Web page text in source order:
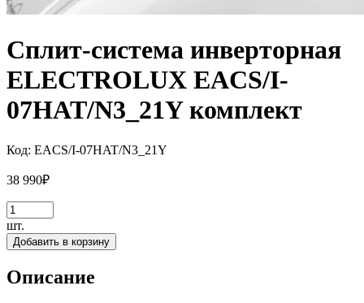
Сплит-система инверторная
ELECTROLUX EACS/I-
07HAT/N3_21Y комплект
Код: EACS/I-07HAT/N3_21Y
38 990₽
шт.
Добавить в корзину
Описание